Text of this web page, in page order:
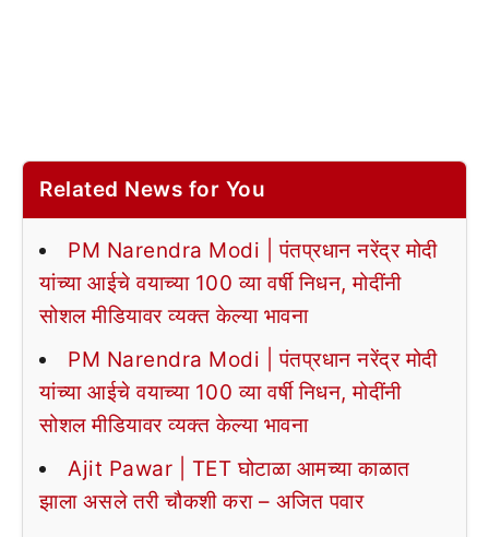
Related News for You
PM Narendra Modi | पंतप्रधान नरेंद्र मोदी
यांच्या आईचे वयाच्या 100 व्या वर्षी निधन, मोदींनी
सोशल मीडियावर व्यक्त केल्या भावना
PM Narendra Modi | पंतप्रधान नरेंद्र मोदी
यांच्या आईचे वयाच्या 100 व्या वर्षी निधन, मोदींनी
सोशल मीडियावर व्यक्त केल्या भावना
Ajit Pawar | TET घोटाळा आमच्या काळात
झाला असले तरी चौकशी करा – अजित पवार